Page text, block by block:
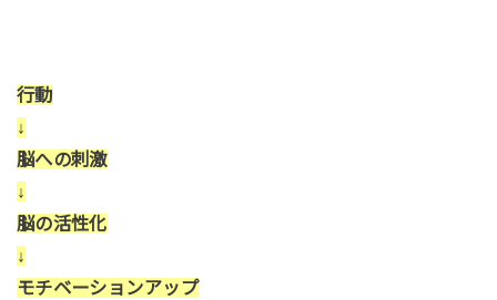
行動
↓
脳への刺激
↓
脳の活性化
↓
モチベーションアップ